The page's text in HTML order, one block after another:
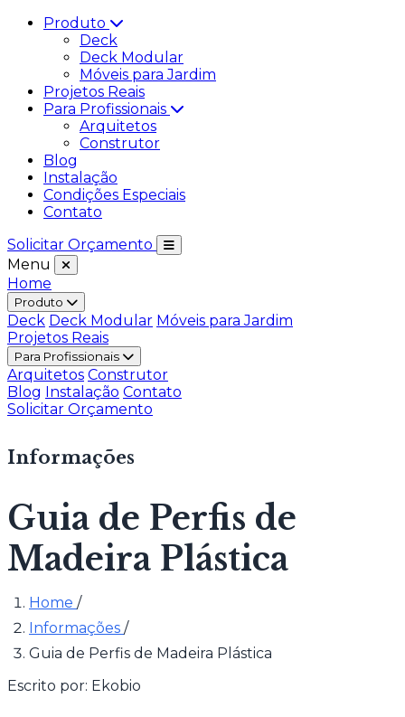
Produto
Deck
Deck Modular
Móveis para Jardim
Projetos Reais
Para Profissionais
Arquitetos
Construtor
Blog
Instalação
Condições Especiais
Contato
Solicitar Orçamento
Menu
Home
Produto
Deck Deck Modular Móveis para Jardim
Projetos Reais
Para Profissionais
Arquitetos Construtor
Blog Instalação Contato
Solicitar Orçamento
Informações
Guia de Perfis de
Madeira Plástica
Home /
Informações /
Guia de Perfis de Madeira Plástica
Escrito por: Ekobio